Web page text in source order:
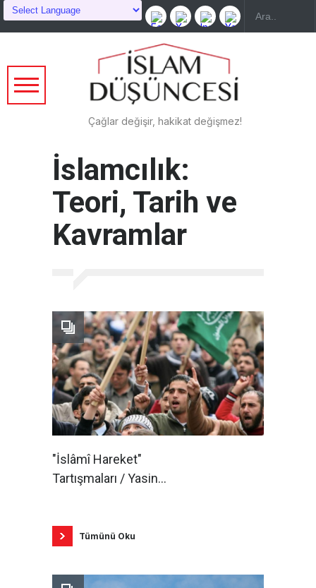
Çağlar değişir, hakikat değişmez!
İslamcılık:
Teori, Tarih ve
Kavramlar
"İslâmî Hareket"
Tartışmaları / Yasin
Tümünü Oku